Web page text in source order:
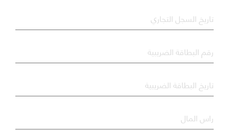
تاريخ السجل التجاري
رقم البطاقة الضريبية
تاريخ البطاقة الضريبية
راس المال